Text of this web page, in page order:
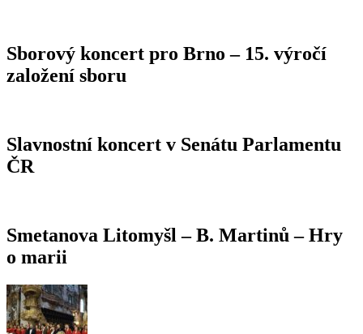
Sborový koncert pro Brno – 15. výročí
založení sboru
Slavnostní koncert v Senátu Parlamentu
ČR
Smetanova Litomyšl – B. Martinů – Hry
o marii